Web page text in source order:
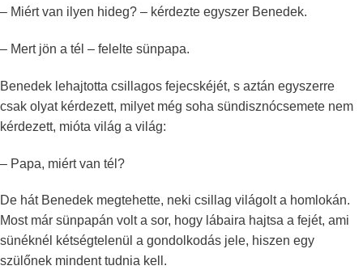
– Miért van ilyen hideg? – kérdezte egyszer Benedek.
– Mert jön a tél – felelte sünpapa.
Benedek lehajtotta csillagos fejecskéjét, s aztán egyszerre
csak olyat kérdezett, milyet még soha sündisznócsemete nem
kérdezett, mióta világ a világ:
– Papa, miért van tél?
De hát Benedek megtehette, neki csillag világolt a homlokán.
Most már sünpapán volt a sor, hogy lábaira hajtsa a fejét, ami
sünéknél kétségtelenül a gondolkodás jele, hiszen egy
szülőnek mindent tudnia kell.